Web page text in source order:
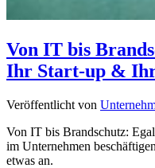
Von IT bis
Ihr Start-up &
Veröffentlicht von
Von IT bis Brandschutz:
im Unternehmen
etwas an.